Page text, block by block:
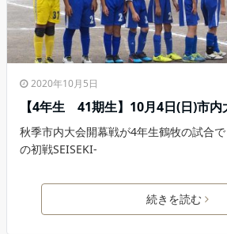
2020年10月5日
【4年生 41期生】10月4日(日)市内
秋季市内大会開幕戦が4年生鶴牧の試合
の初戦SEISEKI-
続きを読む